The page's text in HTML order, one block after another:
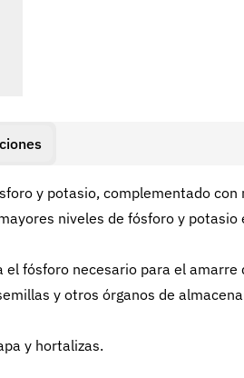
y potasio, complementado con
niveles de fósforo y potasio
fósforo necesario para el
y otros órganos de
y hortalizas.